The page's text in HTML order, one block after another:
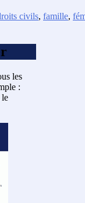
civils, famille,
les
:
le